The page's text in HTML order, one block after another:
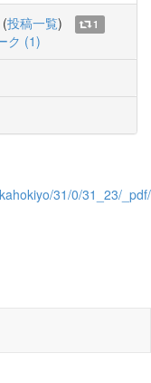
(投稿一覧)
1
ク (1)
31/0/31_23/